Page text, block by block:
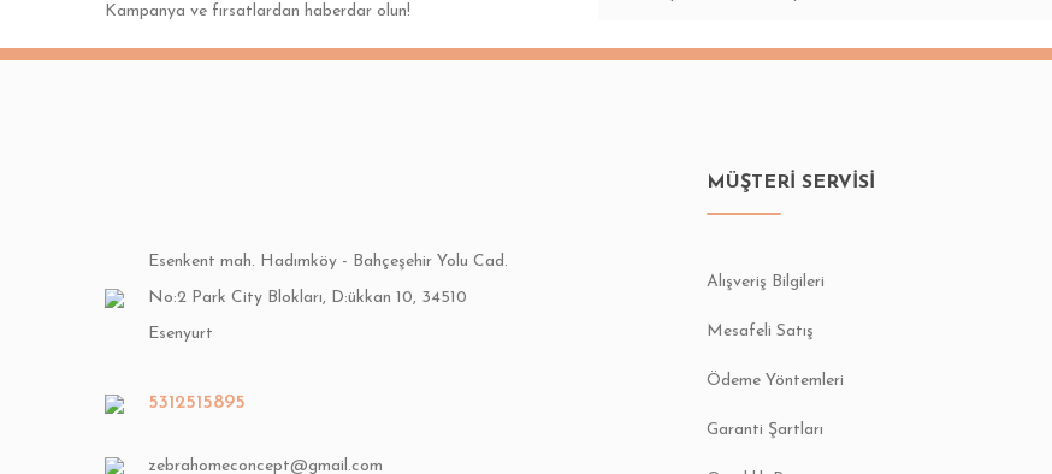
Ürün bilgilerinde hatalar bulunuyor.
Ürün fiyatı diğer sitelerden daha pahalı.
Kampanya ve fırsatlardan haberdar olun!
Esenkent mah. Hadımköy - Bahçeşehir Yolu Cad.
No:2 Park City Blokları, D:ükkan 10, 34510
Esenyurt
5312515895
zebrahomeconcept@gmail.com
MÜŞTERİ SERVİSİ
Alışveriş Bilgileri
Mesafeli Satış
Ödeme Yöntemleri
Garanti Şartları